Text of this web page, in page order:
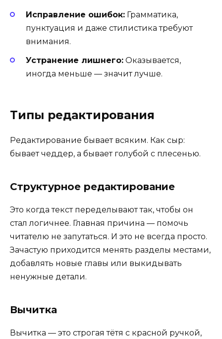
Исправление ошибок: Грамматика,
пунктуация и даже стилистика требуют
внимания.
Устранение лишнего: Оказывается,
иногда меньше — значит лучше.
Типы редактирования
Редактирование бывает всяким. Как сыр:
бывает чеддер, а бывает голубой с плесенью.
Структурное редактирование
Это когда текст переделывают так, чтобы он
стал логичнее. Главная причина — помочь
читателю не запутаться. И это не всегда просто.
Зачастую приходится менять разделы местами,
добавлять новые главы или выкидывать
ненужные детали.
Вычитка
Вычитка — это строгая тётя с красной ручкой,